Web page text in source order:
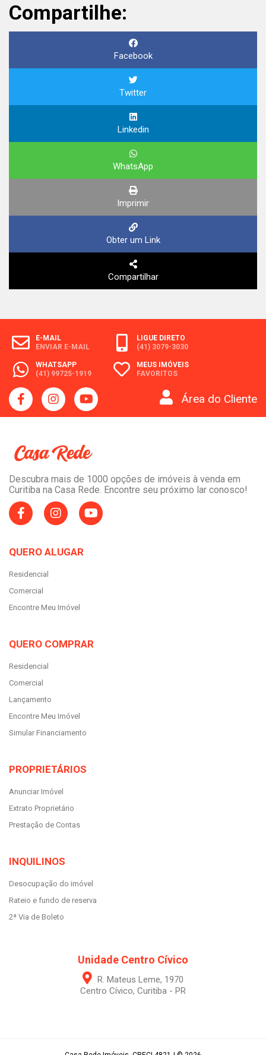
Compartilhe:
Facebook
Twitter
Linkedin
WhatsApp
Imprimir
Obter um Link
Compartilhar
E-MAIL
ENVIAR E-MAIL
LIGUE DIRETO
(41) 3079-3030
WHATSAPP
(41) 99725-1919
MEUS IMÓVEIS
FAVORITOS
Área do Cliente
Descubra mais de 1000 opções de imóveis à venda em
Curitiba na Casa Rede. Encontre seu próximo lar conosco!
QUERO ALUGAR
Residencial
Comercial
Encontre Meu Imóvel
QUERO COMPRAR
Residencial
Comercial
Lançamento
Encontre Meu Imóvel
Simular Financiamento
PROPRIETÁRIOS
Anunciar Imóvel
Extrato Proprietário
Prestação de Contas
INQUILINOS
Desocupação do imóvel
Rateio e fundo de reserva
2ª Via de Boleto
Unidade Centro Cívico
R. Mateus Leme, 1970
Centro Cívico, Curitiba - PR